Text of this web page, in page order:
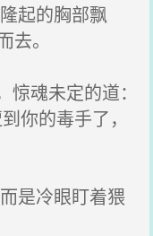
起的胸部飘
。
魂未定的道：
你的毒手了，
是冷眼盯着猥